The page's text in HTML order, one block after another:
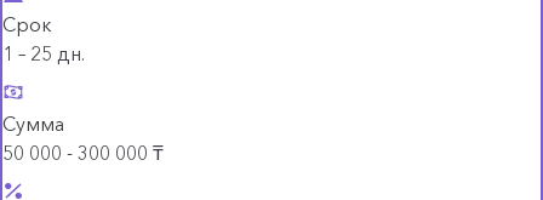
Срок
1 – 25 дн.
Сумма
50 000 - 300 000 ₸